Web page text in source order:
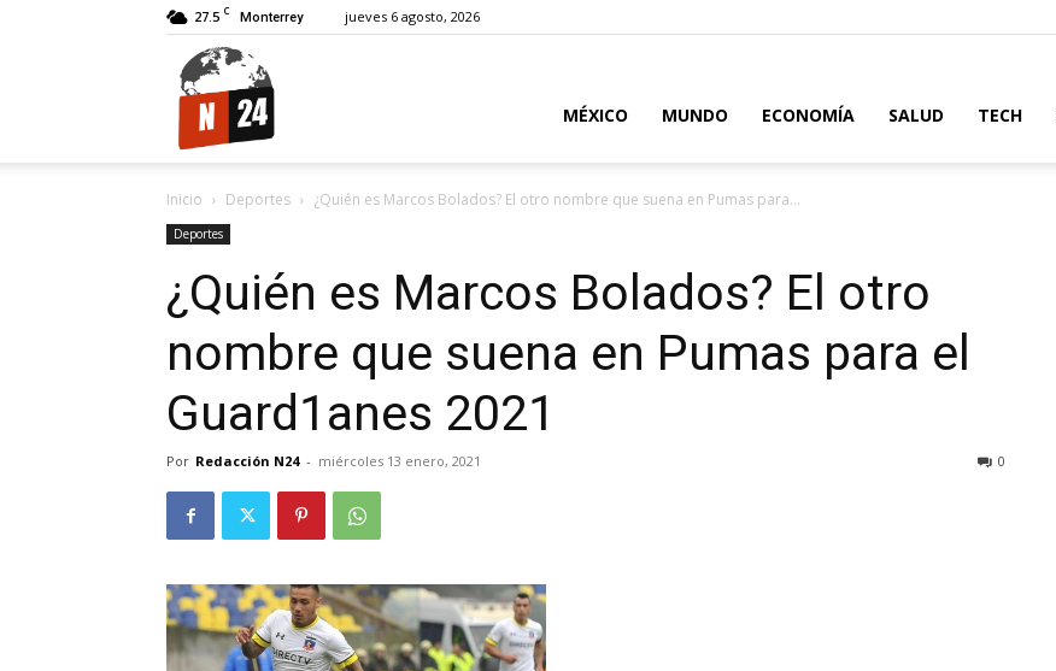
27.5 C Monterrey jueves 6 agosto, 2026
MÉXICO MUNDO ECONOMÍA SALUD TECH
Inicio Deportes ¿Quién es Marcos Bolados? El otro nombre que suena en Pumas para...
Deportes
¿Quién es Marcos Bolados? El otro
nombre que suena en Pumas para el
Guard1anes 2021
Por Redacción N24 - miércoles 13 enero, 2021 0